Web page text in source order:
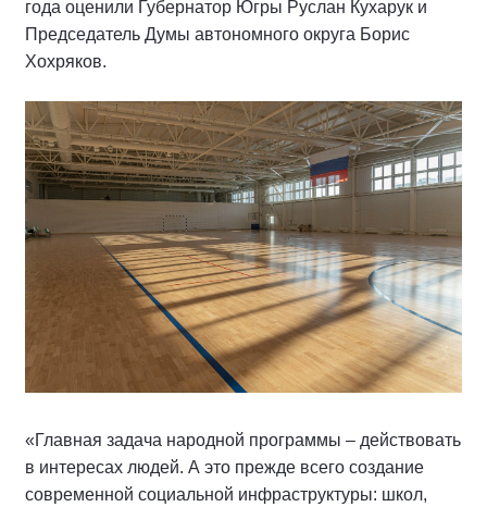
года оценили Губернатор Югры Руслан Кухарук и
Председатель Думы автономного округа Борис
Хохряков.
«Главная задача народной программы – действовать
в интересах людей. А это прежде всего создание
современной социальной инфраструктуры: школ,